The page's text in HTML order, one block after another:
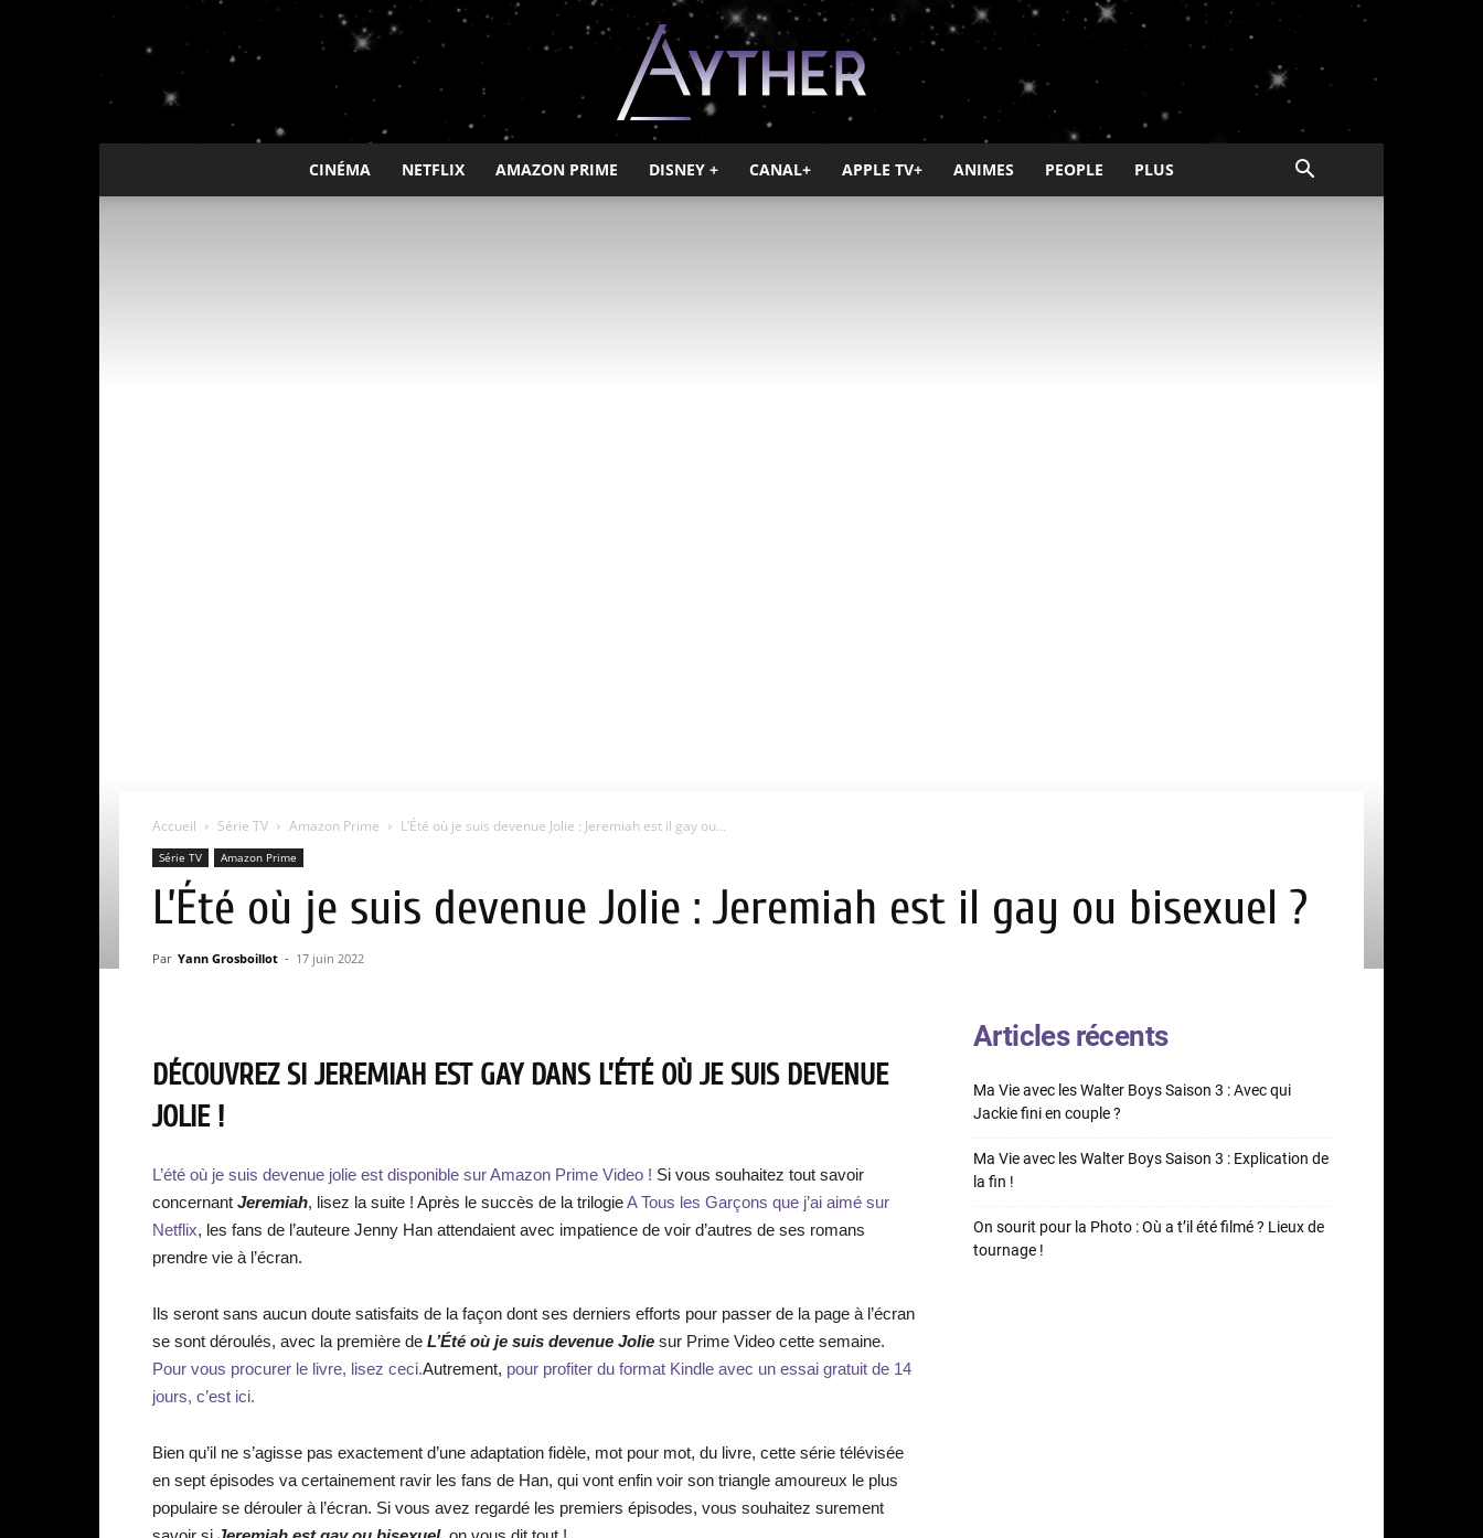
Ayther
CINÉMA NETFLIX AMAZON PRIME DISNEY + CANAL+ APPLE TV+ ANIMES PEOPLE PLUS
Accueil Série TV Amazon Prime L’Été où je suis devenue Jolie : Jeremiah est il gay ou...
Série TV Amazon Prime
L’Été où je suis devenue Jolie : Jeremiah est il gay ou bisexuel ?
Par Yann Grosboillot - 17 juin 2022
DÉCOUVREZ SI JEREMIAH EST GAY DANS L’ÉTÉ OÙ JE SUIS DEVENUE
JOLIE !
L’été où je suis devenue jolie est disponible sur Amazon Prime Video ! Si vous souhaitez tout savoir
concernant Jeremiah, lisez la suite ! Après le succès de la trilogieA Tous les Garçons que j’ai aimé sur
Netflix, les fans de l’auteure Jenny Han attendaient avec impatience de voir d’autres de ses romans
prendre vie à l’écran.
Ils seront sans aucun doute satisfaits de la façon dont ses derniers efforts pour passer de la page à l’écran
se sont déroulés, avec la première de L’Été où je suis devenue Jolie sur Prime Video cette semaine.
Pour vous procurer le livre, lisez ceci.Autrement, pour profiter du format Kindle avec un essai gratuit de 14
jours, c’est ici.
Bien qu’il ne s’agisse pas exactement d’une adaptation fidèle, mot pour mot, du livre, cette série télévisée
en sept épisodes va certainement ravir les fans de Han, qui vont enfin voir son triangle amoureux le plus
populaire se dérouler à l’écran. Si vous avez regardé les premiers épisodes, vous souhaitez surement
Articles récents
Ma Vie avec les Walter Boys Saison 3 : Avec qui
Jackie fini en couple ?
Ma Vie avec les Walter Boys Saison 3 : Explication de
la fin !
On sourit pour la Photo : Où a t’il été filmé ? Lieux de
tournage !